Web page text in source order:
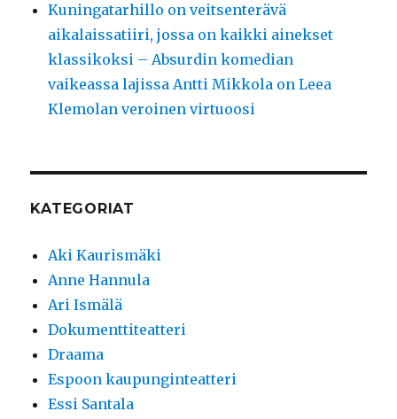
Kuningatarhillo on veitsenterävä
aikalaissatiiri, jossa on kaikki ainekset
klassikoksi – Absurdin komedian
vaikeassa lajissa Antti Mikkola on Leea
Klemolan veroinen virtuoosi
KATEGORIAT
Aki Kaurismäki
Anne Hannula
Ari Ismälä
Dokumenttiteatteri
Draama
Espoon kaupunginteatteri
Essi Santala